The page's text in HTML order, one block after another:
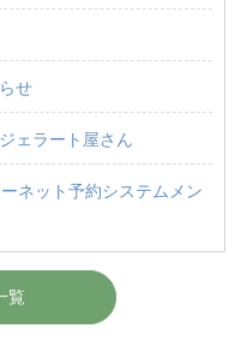
せ
ェラート屋さん
ネット予約システムメン
覧